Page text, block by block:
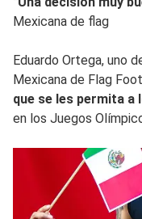
Mexicana de flag
Eduardo Ortega, uno
Mexicana de Flag
que se les permita a
en los Juegos